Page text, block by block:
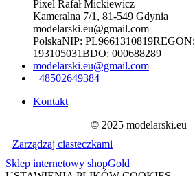
Pixel Rafał Mickiewicz
Kameralna 7/1, 81-549 Gdynia
modelarski.eu@gmail.com
PolskaNIP: PL9661310819REGON:
193105031BDO: 000688289
modelarski.eu@gmail.com
+48502649384
Kontakt
© 2025 modelarski.eu
Zarządzaj ciasteczkami
Sklep internetowy shopGold